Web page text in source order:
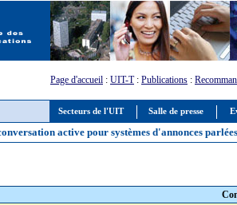
Secteurs de l'UIT Salle de presse
Page d'accueil : UIT-T: Publications :
active pour systèmes d'annonces